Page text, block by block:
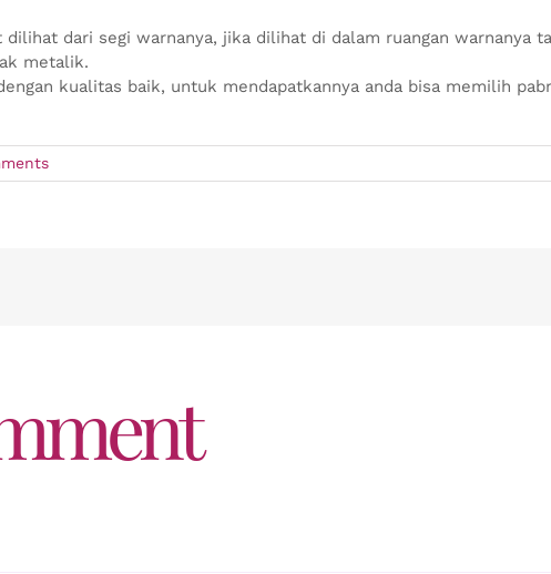
dilihat dari segi warnanya, jika dilihat di dalam ruangan
metalik.
kualitas baik, untuk mendapatkannya anda bisa memilih